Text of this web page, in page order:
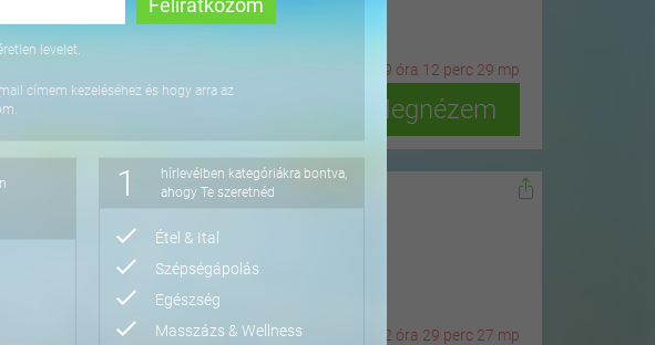
levelet.
címem kezeléséhez és hogy arra az
1
hírlevélben kategóriákra bontva,
ahogy Te szeretnéd
Étel & Ital
Szépségápolás
Egészség
Masszázs & Wellness
19 óra 12 perc 28 mp
Ft Megnézem
Bükfürdőn
önellátással, 2027. július 15-ig
Bükfürdő***
krt. 41/A
12 óra 29 perc 26 mp